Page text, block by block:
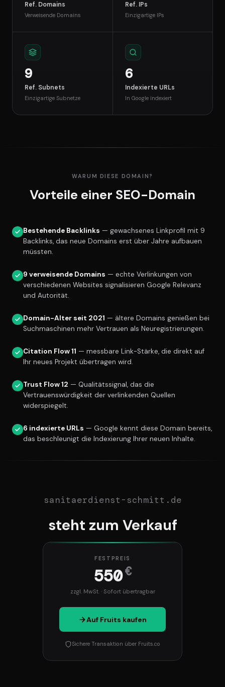
Ref. Domains
Verweisende Domains
Ref. IPs
Einzigartige IPs
9
Ref. Subnets
Einzigartige Subnetze
6
Indexierte URLs
In Google indexiert
WARUM DIESE DOMAIN?
Vorteile einer SEO-Domain
Bestehende Backlinks — gewachsenes Linkprofil mit 9
Backlinks, das neue Domains erst über Jahre aufbauen
müssten.
9 verweisende Domains — echte Verlinkungen von
verschiedenen Websites signalisieren Google Relevanz
und Autorität.
Domain-Alter seit 2021 — ältere Domains genießen bei
Suchmaschinen mehr Vertrauen als Neuregistrierungen.
Citation Flow 11 — messbare Link-Stärke, die direkt auf
Ihr neues Projekt übertragen wird.
Trust Flow 12 — Qualitätssignal, das die
Vertrauenswürdigkeit der verlinkenden Quellen
widerspiegelt.
6 indexierte URLs — Google kennt diese Domain bereits,
das beschleunigt die Indexierung Ihrer neuen Inhalte.
sanitaerdienst-schmitt.de
steht zum Verkauf
FESTPREIS
550€
zzgl. MwSt. · Sofort übertragbar
Auf Fruits kaufen
Sichere Transaktion über Fruits.co